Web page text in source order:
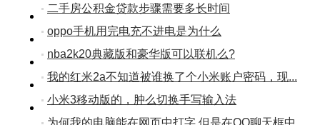
二手房公积金贷款步骤需要多长时间
oppo手机用完电充不进电是为什么
nba2k20典藏版和豪华版可以联机么?
我的红米2a不知道被谁换了个小米账户密码，现...
小米3移动版的，肿么切换手写输入法
为何我的电脑能在网页中打字,但是在QQ聊天框中...